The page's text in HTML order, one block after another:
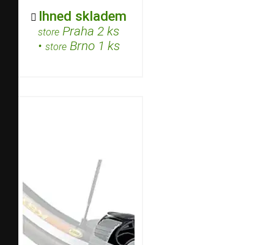
 Ihned skladem
store Praha 2 ks
• storeBrno 1 ks